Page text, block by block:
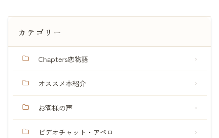
カテゴリー
Chapters恋物語
オススメ本紹介
お客様の声
ビデオチャット・アペロ